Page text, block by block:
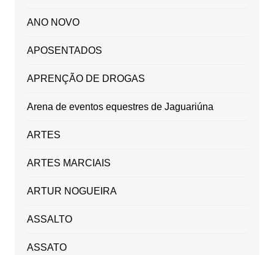
ANO NOVO
APOSENTADOS
APRENÇÃO DE DROGAS
Arena de eventos equestres de Jaguariúna
ARTES
ARTES MARCIAIS
ARTUR NOGUEIRA
ASSALTO
ASSATO